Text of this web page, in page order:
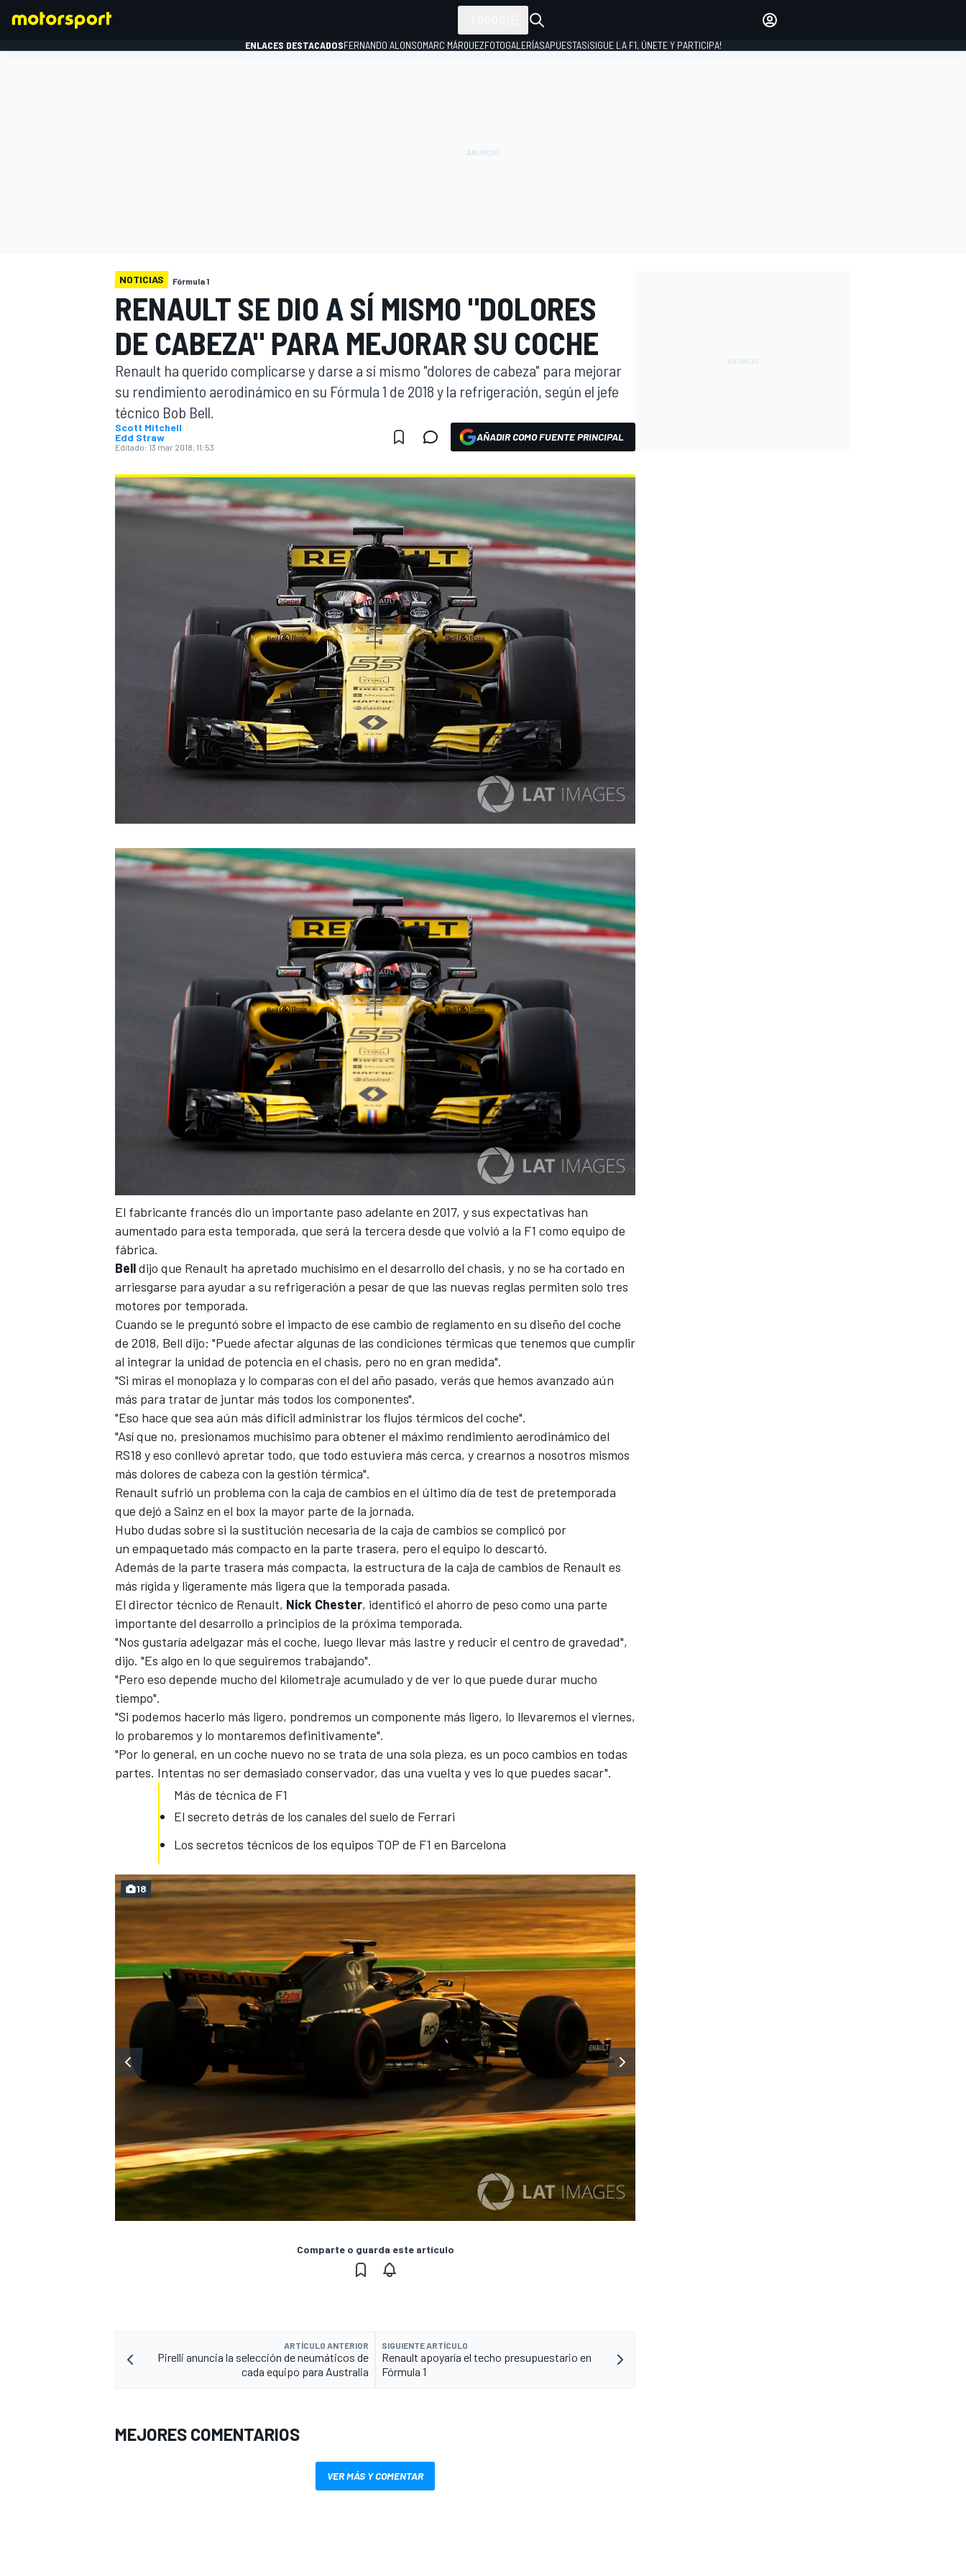
FÓRMULA E
MÁS CATEGORÍAS
ENLACES DESTACADOSFERNANDO ALONSOMARC MÁRQUEZFOTOGALERÍASAPUESTAS¡SIGUE LA F1, ÚNETE Y PARTICIPA!
NOTICIAS Fórmula 1
RENAULT SE DIO A SÍ MISMO "DOLORES
DE CABEZA" PARA MEJORAR SU COCHE
Renault ha querido complicarse y darse a sí mismo "dolores de cabeza" para mejorar
su rendimiento aerodinámico en su Fórmula 1 de 2018 y la refrigeración, según el jefe
técnico Bob Bell.
Scott Mitchell
Edd Straw
Editado: 13 mar 2018, 11:53
AÑADIR COMO FUENTE PRINCIPAL
El fabricante francés dio un importante paso adelante en 2017, y sus expectativas han
aumentado para esta temporada, que será la tercera desde que volvió a la F1 como equipo de
fábrica.
Belldijo que Renault ha apretado muchísimo en el desarrollo del chasis, y no se ha cortado en
arriesgarse para ayudar a su refrigeración a pesar de que las nuevas reglas permiten solo tres
motores por temporada.
Cuando se le preguntó sobre el impacto de ese cambio de reglamento en su diseño del coche
de 2018, Bell dijo: "Puede afectar algunas de las condiciones térmicas que tenemos que cumplir
al integrar la unidad de potencia en el chasis, pero no en gran medida".
"Si miras el monoplaza y lo comparas con el del año pasado, verás que hemos avanzado aún
más para tratar de juntar más todos los componentes".
"Eso hace que sea aún más difícil administrar los flujos térmicos del coche".
"Así que no, presionamos muchísimo para obtener el máximo rendimiento aerodinámico del
RS18 y eso conllevó apretar todo, que todo estuviera más cerca, y crearnos a nosotros mismos
más dolores de cabeza con la gestión térmica".
Renault sufrió un problema con la caja de cambios en el último día de test de pretemporada
que dejó a Sainz en el box la mayor parte de la jornada.
Hubo dudas sobre si la sustitución necesaria de la caja de cambios se complicó por
un empaquetado más compacto en la parte trasera, pero el equipo lo descartó.
Además de la parte trasera más compacta, la estructura de la caja de cambios de Renault es
más rígida y ligeramente más ligera que la temporada pasada.
El director técnico de Renault, Nick Chester, identificó el ahorro de peso como una parte
importante del desarrollo a principios de la próxima temporada.
"Nos gustaría adelgazar más el coche, luego llevar más lastre y reducir el centro de gravedad",
dijo. "Es algo en lo que seguiremos trabajando".
"Pero eso depende mucho del kilometraje acumulado y de ver lo que puede durar mucho
tiempo".
"Si podemos hacerlo más ligero, pondremos un componente más ligero, lo llevaremos el viernes,
lo probaremos y lo montaremos definitivamente".
"Por lo general, en un coche nuevo no se trata de una sola pieza, es un poco cambios en todas
partes. Intentas no ser demasiado conservador, das una vuelta y ves lo que puedes sacar".
Más de técnica de F1
El secreto detrás de los canales del suelo de Ferrari
Los secretos técnicos de los equipos TOP de F1 en Barcelona
18
Comparte o guarda este artículo
ARTÍCULO ANTERIOR
Pirelli anuncia la selección de neumáticos de
cada equipo para Australia
SIGUIENTE ARTÍCULO
Renault apoyaría el techo presupuestario en
Fórmula 1
MEJORES COMENTARIOS
VER MÁS Y COMENTAR